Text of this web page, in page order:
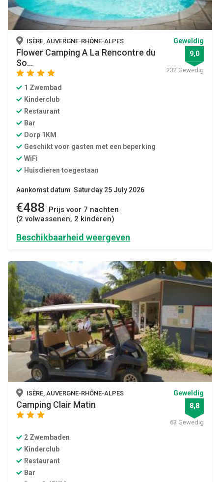
ISÈRE, AUVERGNE-RHÔNE-ALPES
Flower Camping A La Rencontre du
So...
star star star
Geweldig
9,0
232 Gewedig
1 Zwembad
Kinderclub
Restaurant
Bar
Dorp 1KM
Geschikt voor gasten met een beperking
WiFi
Huisdieren toegestaan
Aankomst datum Saturday 25 July 2026
€488
Prijs voor 7 nachten
(2 volwassenen, 2 kinderen)
Beschikbaarheid weergeven
ISÈRE, AUVERGNE-RHÔNE-ALPES
Camping Clair Matin
star star
Geweldig
8,8
63 Gewedig
2 Zwembaden
Kinderclub
Restaurant
Bar